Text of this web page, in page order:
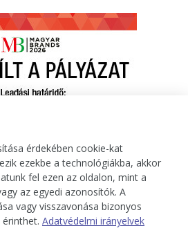
érdekében cookie-kat
ezekbe a technológiákba, akkor
fel ezen az oldalon, mint a
az egyedi azonosítók. A
vagy visszavonása bizonyos
Adatvédelmi irányelvek